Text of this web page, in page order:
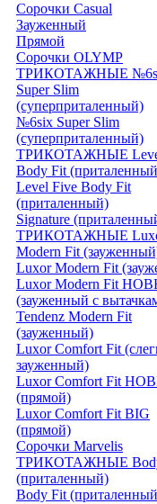
Сорочки Casual
Зауженный
Прямой
Сорочки OLYMP
ТРИКОТАЖНЫЕ
Super Slim
(суперприталенный)
№6six Super Slim
(суперприталенный)
ТРИКОТАЖНЫЕ
Body Fit
Level Five Body Fit
(приталенный)
Signature
ТРИКОТАЖНЫЕ
Modern Fit
Luxor Modern Fit
Luxor Modern Fit
(зауженный с
Tendenz Modern Fit
(зауженный)
Luxor Comfort Fit
зауженный)
Luxor Comfort Fit
(прямой)
Luxor Comfort Fit BIG
(прямой)
Сорочки Marvelis
ТРИКОТАЖНЫЕ
(приталенный)
Body Fit